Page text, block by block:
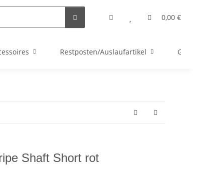
0,00 €
Restposten/Auslaufartikel
Shaft Short rot